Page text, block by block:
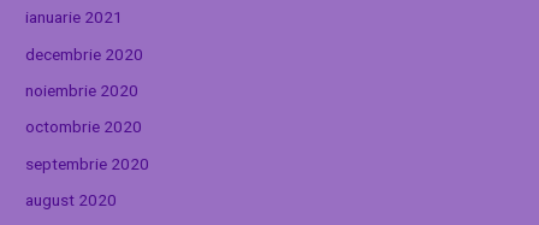
ianuarie 2021
decembrie 2020
noiembrie 2020
octombrie 2020
septembrie 2020
august 2020